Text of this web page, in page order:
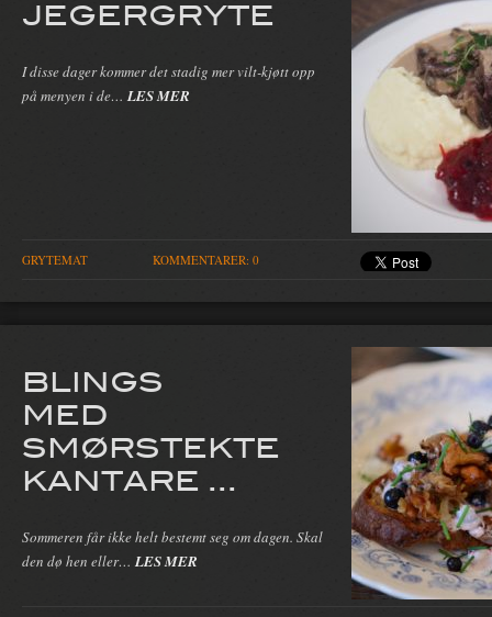
JEGERGRYTE
I disse dager kommer det stadig mer vilt-kjøtt opp
på menyen i de… LES MER
GRYTEMAT KOMMENTARER: 0
BLINGS
MED
SMØRSTEKTE
KANTARE ...
Sommeren får ikke helt bestemt seg om dagen. Skal
den dø hen eller… LES MER